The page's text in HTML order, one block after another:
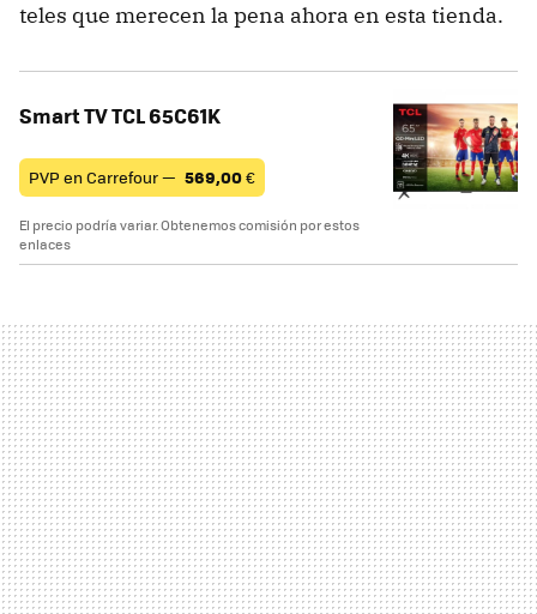
teles que merecen la pena ahora en esta tienda.
Smart TV TCL 65C61K
PVP en Carrefour — 569,00€
El precio podría variar. Obtenemos comisión por estos
enlaces